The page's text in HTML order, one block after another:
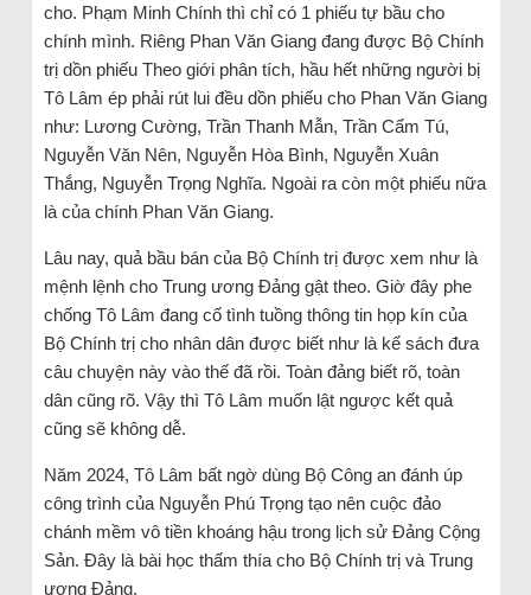
cho. Phạm Minh Chính thì chỉ có 1 phiếu tự bầu cho
chính mình. Riêng Phan Văn Giang đang được Bộ Chính
trị dồn phiếu Theo giới phân tích, hầu hết những người bị
Tô Lâm ép phải rút lui đều dồn phiếu cho Phan Văn Giang
như: Lương Cường, Trần Thanh Mẫn, Trần Cẩm Tú,
Nguyễn Văn Nên, Nguyễn Hòa Bình, Nguyễn Xuân
Thắng, Nguyễn Trọng Nghĩa. Ngoài ra còn một phiếu nữa
là của chính Phan Văn Giang.
Lâu nay, quả bầu bán của Bộ Chính trị được xem như là
mệnh lệnh cho Trung ương Đảng gật theo. Giờ đây phe
chống Tô Lâm đang cố tình tuồng thông tin họp kín của
Bộ Chính trị cho nhân dân được biết như là kế sách đưa
câu chuyện này vào thế đã rồi. Toàn đảng biết rõ, toàn
dân cũng rõ. Vậy thì Tô Lâm muốn lật ngược kết quả
cũng sẽ không dễ.
Năm 2024, Tô Lâm bất ngờ dùng Bộ Công an đánh úp
công trình của Nguyễn Phú Trọng tạo nên cuộc đảo
chánh mềm vô tiền khoáng hậu trong lịch sử Đảng Cộng
Sản. Đây là bài học thấm thía cho Bộ Chính trị và Trung
ương Đảng.